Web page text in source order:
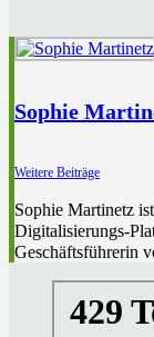
Sophie
Weitere Beiträge
Sophie Martinetz
Digitalisierungs-
Geschäftsführerin